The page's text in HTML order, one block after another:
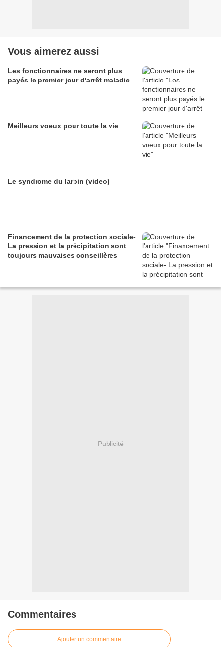
Vous aimerez aussi
Les fonctionnaires ne seront plus
payés le premier jour d'arrêt maladie
Meilleurs voeux pour toute la vie
Le syndrome du larbin (video)
Financement de la protection sociale-
La pression et la précipitation sont
toujours mauvaises conseillères
Publicité
Commentaires
Ajouter un commentaire